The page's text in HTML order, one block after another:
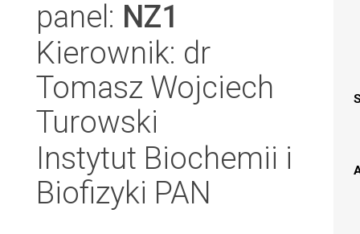
panel: NZ1
Kierownik: dr
Tomasz Wojciech
Turowski
Instytut Biochemii i
Biofizyki PAN